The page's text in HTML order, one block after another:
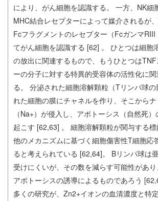
により、がん細胞を認識する。 一方、NK細
MHC結合レセプターによって媒介されるが
Fcフラグメントのレセプター（FcガンマRIII
てがん細胞を認識する [62] 。 ひとつは細胞
の放出に関連するもので、もうひとつは
ーの分子に対する特異的受容体の活性化に
る。 分泌された細胞溶解顆粒（Tリンパ球の
れた細胞の膜にチャネルを作り、そこから
（Na+）が侵入し、アポトーシス（自然死
起こす [62,63] 。 細胞溶解顆粒が関与する標
他のメカニズムに基づく細胞傷害性T細胞応
ると考えられている [62,64]。 Bリンパ球は
受けにくいが、その数を減らす可能性があり
アポトーシスの誘導によるものであろう
多くの研究が、Zn2+イオンの血清濃度と特